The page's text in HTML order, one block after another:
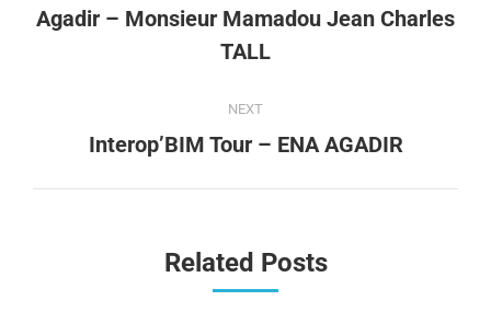
Agadir – Monsieur Mamadou Jean Charles
TALL
NEXT
Interop’BIM Tour – ENA AGADIR
Related Posts